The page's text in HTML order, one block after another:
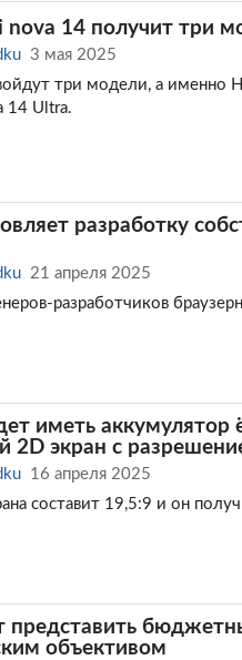
nova 14 получит три
3 мая 2025
три модели, а именно
14 Ultra.
разработку
21 апреля 2025
разработчиков
иметь
2D экран с
16 апреля 2025
составит 19,5:9 и он
представить
объективом